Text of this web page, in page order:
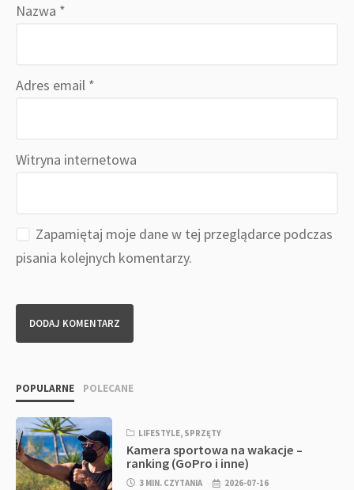
Nazwa *
Adres email *
Witryna internetowa
Zapamiętaj moje dane w tej przeglądarce podczas
pisania kolejnych komentarzy.
POPULARNE POLECANE
LIFESTYLE, SPRZĘTY
Kamera sportowa na wakacje –
ranking (GoPro i inne)
3 MIN. CZYTANIA 2026-07-16